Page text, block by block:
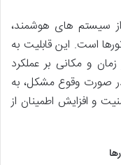
از سیستم های هوشمند،
است. این قابلیت به
و مکانی بر عملکرد
صورت وقوع مشکل، به
و افزایش اطمینان از